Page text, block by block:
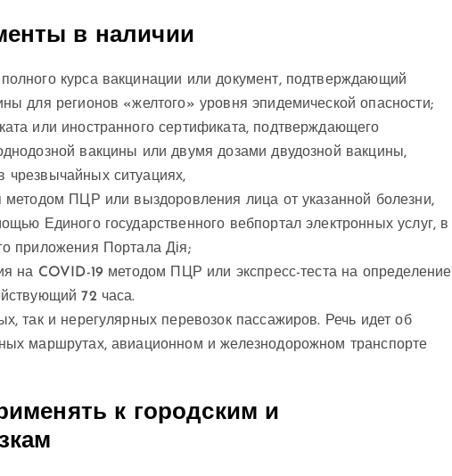
в наличии
курса вакцинации или документ, подтверждающий
для регионов «желтого» уровня эпидемической опасности;
или иностранного сертификата, подтверждающего
вакцины или двумя дозами двудозной вакцины,
ситуациях,
методом ПЦР или выздоровления лица от указанной болезни,
Единого государственного вебпортал электронных услуг, в
приложения Портала Дія;
на COVID-19 методом ПЦР или экспресс-теста на определение
72 часа.
так и нерегулярных перевозок пассажиров. Речь идет об
маршрутах, авиационном и железнодорожном транспорте
к городским и